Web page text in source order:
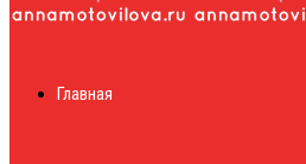
Главная